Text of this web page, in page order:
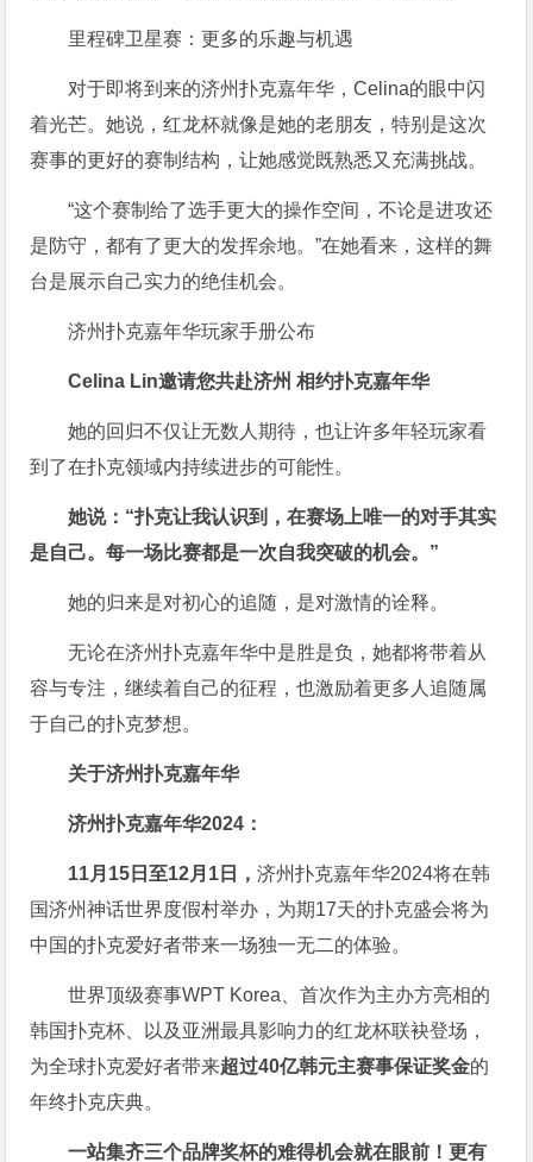
里程碑卫星赛：更多的乐趣与机遇
对于即将到来的济州扑克嘉年华，Celina的眼中闪
着光芒。她说，红龙杯就像是她的老朋友，特别是这次
赛事的更好的赛制结构，让她感觉既熟悉又充满挑战。
“这个赛制给了选手更大的操作空间，不论是进攻还
是防守，都有了更大的发挥余地。”在她看来，这样的舞
台是展示自己实力的绝佳机会。
济州扑克嘉年华玩家手册公布
Celina Lin邀请您共赴济州相约扑克嘉年华
她的回归不仅让无数人期待，也让许多年轻玩家看
到了在扑克领域内持续进步的可能性。
她说：“扑克让我认识到，在赛场上唯一的对手其实
是自己。每一场比赛都是一次自我突破的机会。”
她的归来是对初心的追随，是对激情的诠释。
无论在济州扑克嘉年华中是胜是负，她都将带着从
容与专注，继续着自己的征程，也激励着更多人追随属
于自己的扑克梦想。
关于济州扑克嘉年华
济州扑克嘉年华2024：
11月15日至12月1日，济州扑克嘉年华2024将在韩
国济州神话世界度假村举办，为期17天的扑克盛会将为
中国的扑克爱好者带来一场独一无二的体验。
世界顶级赛事WPT Korea、首次作为主办方亮相的
韩国扑克杯、以及亚洲最具影响力的红龙杯联袂登场，
为全球扑克爱好者带来超过40亿韩元主赛事保证奖金的
年终扑克庆典。
一站集齐三个品牌奖杯的难得机会就在眼前！更有